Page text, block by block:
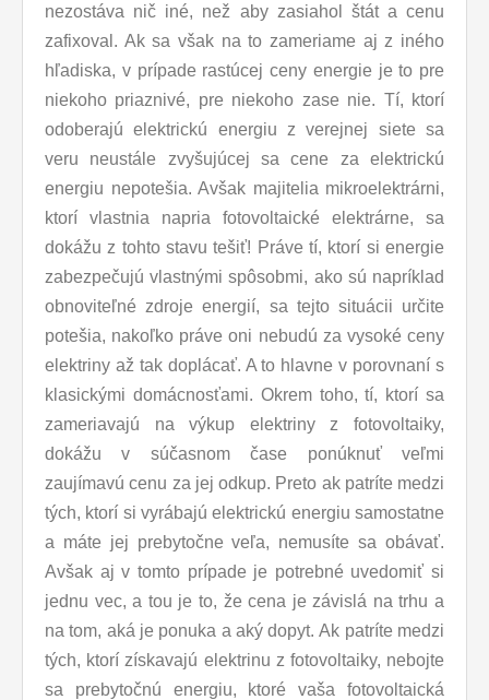
nezostáva nič iné, než aby zasiahol štát a cenu
zafixoval. Ak sa však na to zameriame aj z iného
hľadiska, v prípade rastúcej ceny energie je to pre
niekoho priaznivé, pre niekoho zase nie. Tí, ktorí
odoberajú elektrickú energiu z verejnej siete sa
veru neustále zvyšujúcej sa cene za elektrickú
energiu nepotešia. Avšak majitelia mikroelektrárni,
ktorí vlastnia napria fotovoltaické elektrárne, sa
dokážu z tohto stavu tešiť! Práve tí, ktorí si energie
zabezpečujú vlastnými spôsobmi, ako sú napríklad
obnoviteľné zdroje energií, sa tejto situácii určite
potešia, nakoľko práve oni nebudú za vysoké ceny
elektriny až tak doplácať. A to hlavne v porovnaní s
klasickými domácnosťami. Okrem toho, tí, ktorí sa
zameriavajú na výkup elektriny z fotovoltaiky,
dokážu v súčasnom čase ponúknuť veľmi
zaujímavú cenu za jej odkup. Preto ak patríte medzi
tých, ktorí si vyrábajú elektrickú energiu samostatne
a máte jej prebytočne veľa, nemusíte sa obávať.
Avšak aj v tomto prípade je potrebné uvedomiť si
jednu vec, a tou je to, že cena je závislá na trhu a
na tom, aká je ponuka a aký dopyt.Ak patríte medzi
tých, ktorí získavajú elektrinu z fotovoltaiky, nebojte
sa prebytočnú energiu, ktoré vaša fotovoltaická